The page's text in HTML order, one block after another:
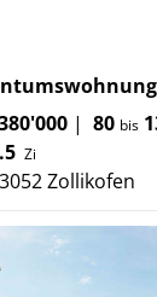
| 80 bis
Zi
Zollikofen